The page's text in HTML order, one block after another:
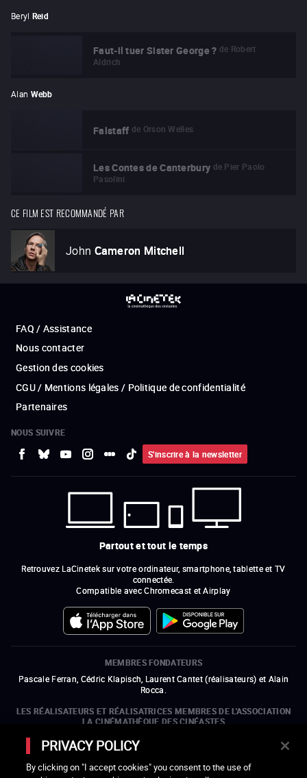
Beryl Reid
Faut-il tuer Sister George ? de Robert
Aldrich
Alan Webb
Falstaff de Orson Welles
Les Contes de Canterbury de Pier Paolo
Pasolini
CE FILM EST RECOMMANDÉ PAR
John Cameron Mitchell
FAQ / Assistance
Nous contacter
Gestion des cookies
CGU / Mentions légales / Politique de confidentialité
Partenaires
NOUS SUIVRE
S'inscrire à la newsletter
Partout et tout le temps
Retrouvez LaCinetek sur votre ordinateur, smartphone, tablette et TV
connectée.
Compatible avec Chromecast et Airplay
MEMBRES FONDATEURS
Pascale Ferran, Cédric Klapisch, Laurent Cantet (réalisateurs) et Alain
Rocca.
LES RÉALISATEURS ET RÉALISATRICES MEMBRES DE L'ASSOCIATION
LA CINÉMATHÈQUE DES CINÉASTES
Olivier Assayas, Bertrand Bonello, Michel Hazanavicius (représentant de
l'ARP), Rebecca Zlotowski et Mikael Buch (représentant de la SRF)
LES ORGANISMES MEMBRES DE L'ASSOCIATION LA CINÉMATHÈQUE
PRIVACY POLICY
By clicking on "I accept cookies" you consent to the use of